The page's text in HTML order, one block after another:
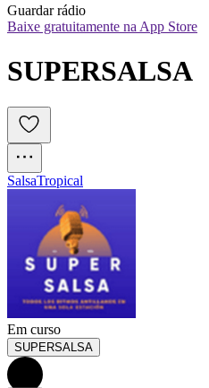
Guardar rádio
Baixe gratuitamente na App Store
SUPERSALSA
SalsaTropical
Em curso
SUPERSALSA